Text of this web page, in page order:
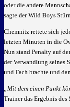
oder die andere
sagte der Wild Boys
Chemnitz rettete sich
letzten Minuten in die
Nun stand Penalty auf
der Verwandlung seines
und Fach brachte und
„Mit dem einen Punkt
Trainer das Ergebnis des